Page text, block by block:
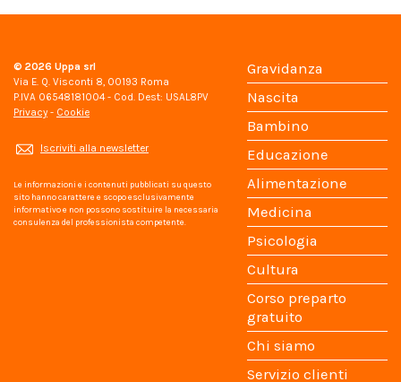
© 2026 Uppa srl
Via E. Q. Visconti 8, 00193 Roma
P.IVA 06548181004 - Cod. Dest: USAL8PV
Privacy - Cookie
Iscriviti alla newsletter
Le informazioni e i contenuti pubblicati su questo
sito hanno carattere e scopo esclusivamente
informativo e non possono sostituire la necessaria
consulenza del professionista competente.
Gravidanza
Nascita
Bambino
Educazione
Alimentazione
Medicina
Psicologia
Cultura
Corso preparto
gratuito
Chi siamo
Servizio clienti